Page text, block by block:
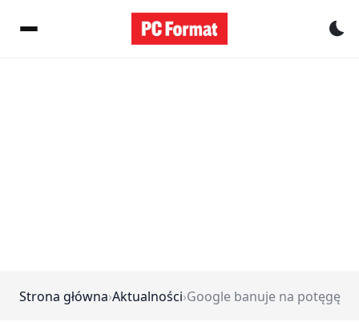
Strona główna›Aktualności›Google banuje na potęgę